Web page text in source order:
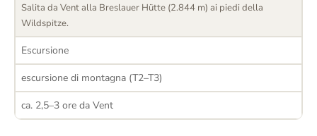
Salita da Vent alla Breslauer Hütte (2.844 m) ai piedi della
Wildspitze.
Escursione
escursione di montagna (T2–T3)
ca. 2,5–3 ore da Vent